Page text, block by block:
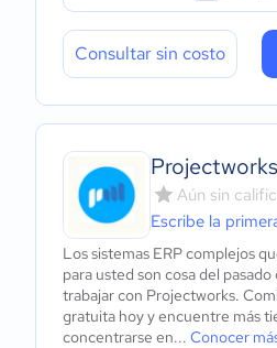
Consultar sin costo
Projectworks
Aún sin
Escribe la
Los sistemas ERP complejos
para usted son cosa del
trabajar con Projectworks.
gratuita hoy y encuentre más
concentrarse en... Conocer